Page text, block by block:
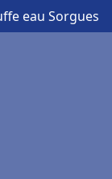
eau Sorgues